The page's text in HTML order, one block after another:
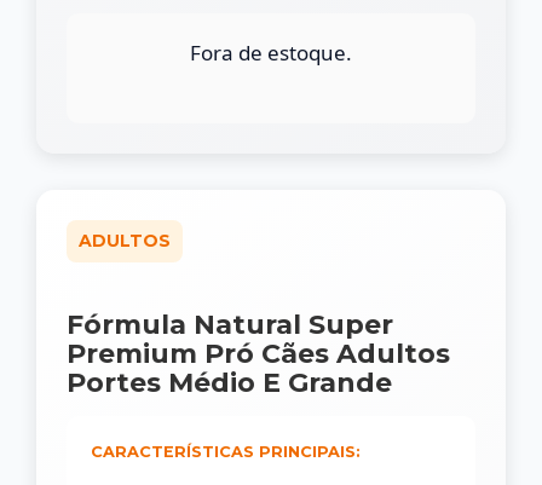
Fora de estoque.
ADULTOS
Fórmula Natural Super
Premium Pró Cães Adultos
Portes Médio E Grande
CARACTERÍSTICAS PRINCIPAIS: